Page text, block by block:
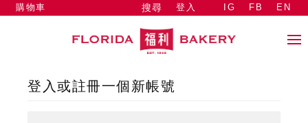
搜尋 登入
購物車 IG FB EN
登入或註冊一個新帳號